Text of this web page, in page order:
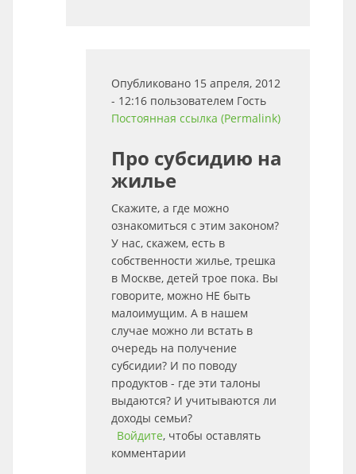
Опубликовано 15 апреля, 2012
- 12:16 пользователем Гость
Постоянная ссылка (Permalink)
Про субсидию на
жилье
Скажите, а где можно
ознакомиться с этим законом?
У нас, скажем, есть в
собственности жилье, трешка
в Москве, детей трое пока. Вы
говорите, можно НЕ быть
малоимущим. А в нашем
случае можно ли встать в
очередь на получение
субсидии? И по поводу
продуктов - где эти талоны
выдаются? И учитываются ли
доходы семьи?
Войдите, чтобы оставлять
комментарии